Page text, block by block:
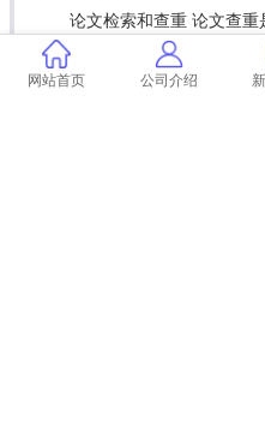
论文检索和查重 论文查重
读后感放论文里算查重吗
学术怎么引出目录查重文
网站首页 公司介绍